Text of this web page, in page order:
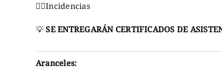
👉🏼Incidencias
💡 SE ENTREGARÁN CERTIFICADOS DE
Aranceles: